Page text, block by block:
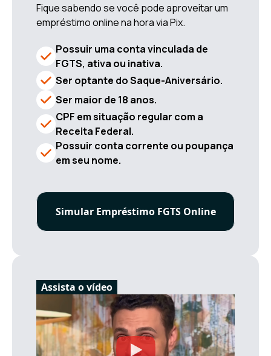
Fique sabendo se você pode aproveitar um
empréstimo online na hora via Pix.
Possuir uma conta vinculada de
FGTS, ativa ou inativa.
Ser optante do Saque-Aniversário.
Ser maior de 18 anos.
CPF em situação regular com a
Receita Federal.
Possuir conta corrente ou poupança
em seu nome.
Simular Empréstimo FGTS Online
Assista o vídeo